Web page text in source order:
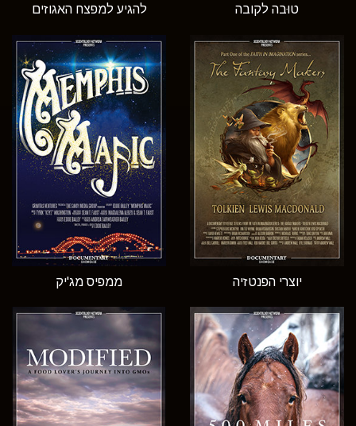
טוּבה לקובה להגיע למפצח האגוזים
יוצרי הפנטזיה ממפיס מג'יק